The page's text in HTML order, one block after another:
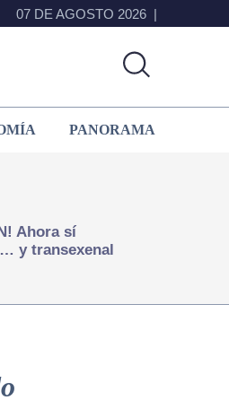
07 DE AGOSTO 2026
PANORAMA
Ahora sí
y transexenal